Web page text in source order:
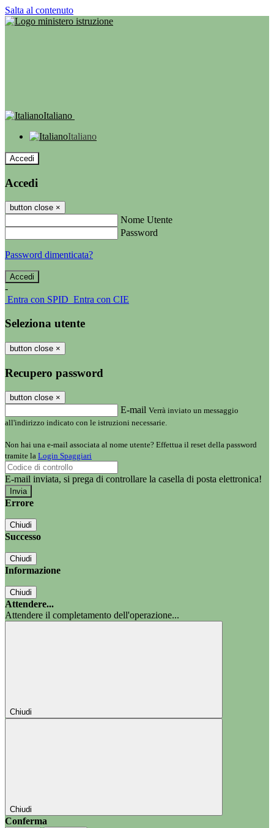
Salta al contenuto
Italiano
Italiano
Accedi
Accedi
button close ×
Nome Utente
Password
Password dimenticata?
-
Entra con SPID Entra con CIE
Seleziona utente
button close ×
Recupero password
button close ×
E-mail Verrà inviato un messaggio
all'indirizzo indicato con le istruzioni necessarie.
Non hai una e-mail associata al nome utente? Effettua il reset della password
tramite la Login Spaggiari
E-mail inviata, si prega di controllare la casella di posta elettronica!
Errore
Chiudi
Successo
Chiudi
Informazione
Chiudi
Attendere...
Attendere il completamento dell'operazione...
Chiudi
Chiudi
Conferma